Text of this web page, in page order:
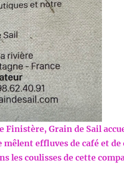
Finistère, Grain de Sail
effluves de café et de
les coulisses de cette